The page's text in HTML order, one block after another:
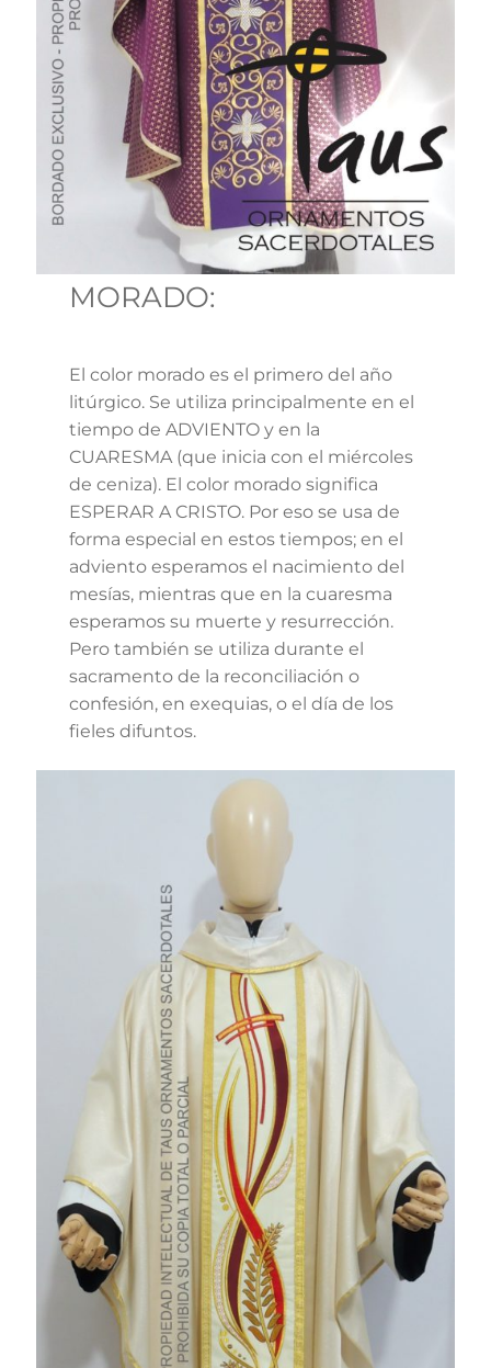
MORADO:
El color morado es el primero del año
litúrgico. Se utiliza principalmente en el
tiempo de ADVIENTO y en la
CUARESMA (que inicia con el miércoles
de ceniza). El color morado significa
ESPERAR A CRISTO. Por eso se usa de
forma especial en estos tiempos; en el
adviento esperamos el nacimiento del
mesías, mientras que en la cuaresma
esperamos su muerte y resurrección.
Pero también se utiliza durante el
sacramento de la reconciliación o
confesión, en exequias, o el día de los
fieles difuntos.